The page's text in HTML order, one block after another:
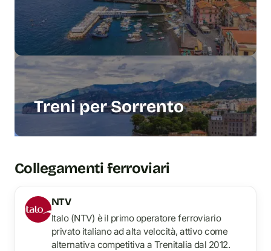
Treni per Sorrento
Collegamenti ferroviari
NTV
Italo (NTV) è il primo operatore ferroviario
privato italiano ad alta velocità, attivo come
alternativa competitiva a Trenitalia dal 2012.